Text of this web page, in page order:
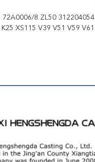
72A0006/8 ZL50 312204054
K25 XS115 V39 V51 V59 V61